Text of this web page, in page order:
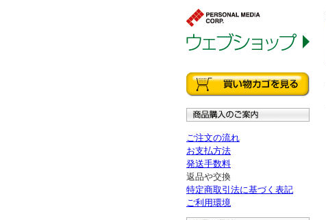
ご注文の流れ
お支払方法
発送手数料
返品や交換
特定商取引法に基づく表記
ご利用環境